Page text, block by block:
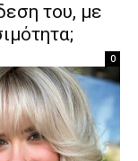
του, με
0